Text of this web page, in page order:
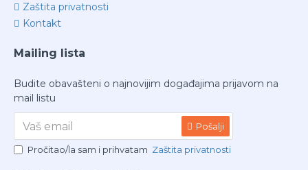
Zaštita privatnosti
Kontakt
Mailing lista
Budite obavašteni o najnovijim događajima prijavom na
mail listu
Pošalji
Pročitao/la sam i prihvatam Zaštita privatnosti